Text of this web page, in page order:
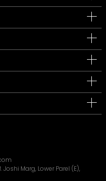
Joshi Marg, Lower Parel (E),